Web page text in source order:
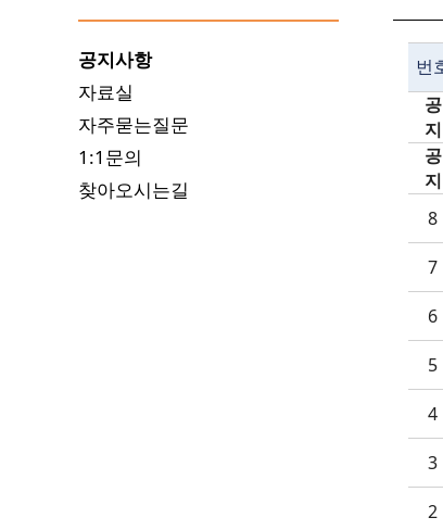
공지사항
자료실
자주묻는질문
1:1문의
찾아오시는길
번
공
지
공
지
8
7
6
5
4
3
2